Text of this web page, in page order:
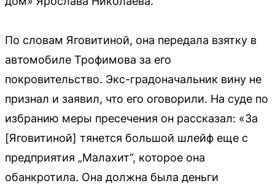
По словам Яговитиной, она передала взятку в
автомобиле Трофимова за его
покровительство. Экс-градоначальник вину не
признал и заявил, что его оговорили. На суде по
избранию меры пресечения он рассказал: «За
[Яговитиной] тянется большой шлейф еще с
предприятия „Малахит“, которое она
обанкротила. Она должна была деньги